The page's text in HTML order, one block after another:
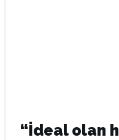
“İdeal olan